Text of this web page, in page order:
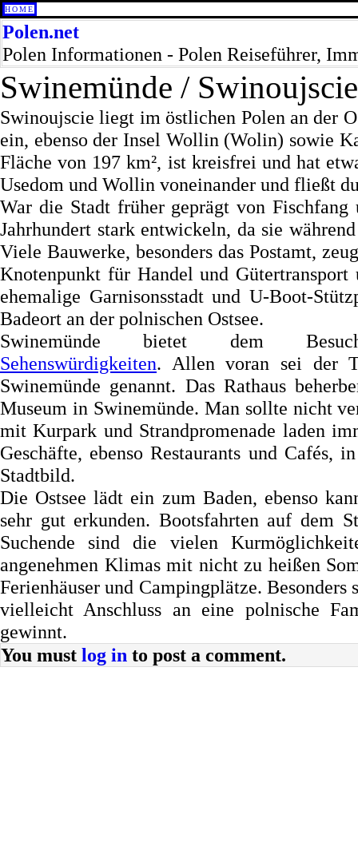
HOME
Polen.net
Polen Informationen - Polen Reiseführer,
Swinemünde / Swinoujscie
Swinoujscie liegt im östlichen Polen an der
ein, ebenso der Insel Wollin (Wolin) sowie
Fläche von 197 km², ist kreisfrei und hat
Usedom und Wollin voneinander und fließt
War die Stadt früher geprägt von
Jahrhundert stark entwickeln, da sie
Viele Bauwerke, besonders das Postamt,
Knotenpunkt für Handel und
ehemalige Garnisonsstadt und U-Boot-
Badeort an der polnischen Ostsee.
Swinemünde bietet dem
Sehenswürdigkeiten. Allen voran sei der
Swinemünde genannt. Das Rathaus
Museum in Swinemünde. Man sollte nicht
mit Kurpark und Strandpromenade laden
Geschäfte, ebenso Restaurants und Cafés,
Stadtbild.
Die Ostsee lädt ein zum Baden, ebenso
sehr gut erkunden. Bootsfahrten auf dem
Suchende sind die vielen
angenehmen Klimas mit nicht zu heißen
Ferienhäuser und Campingplätze.
vielleicht Anschluss an eine polnische
gewinnt.
You must log in to post a comment.